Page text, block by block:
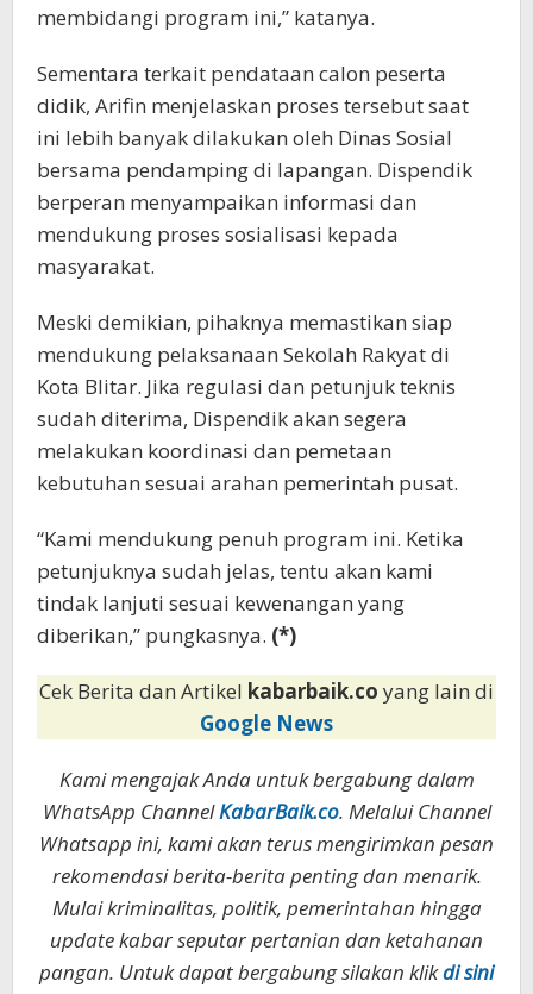
membidangi program ini,” katanya.
Sementara terkait pendataan calon peserta
didik, Arifin menjelaskan proses tersebut saat
ini lebih banyak dilakukan oleh Dinas Sosial
bersama pendamping di lapangan. Dispendik
berperan menyampaikan informasi dan
mendukung proses sosialisasi kepada
masyarakat.
Meski demikian, pihaknya memastikan siap
mendukung pelaksanaan Sekolah Rakyat di
Kota Blitar. Jika regulasi dan petunjuk teknis
sudah diterima, Dispendik akan segera
melakukan koordinasi dan pemetaan
kebutuhan sesuai arahan pemerintah pusat.
“Kami mendukung penuh program ini. Ketika
petunjuknya sudah jelas, tentu akan kami
tindak lanjuti sesuai kewenangan yang
diberikan,” pungkasnya. (*)
Cek Berita dan Artikel kabarbaik.co yang lain di
Google News
Kami mengajak Anda untuk bergabung dalam
WhatsApp ChannelKabarBaik.co. Melalui Channel
Whatsapp ini, kami akan terus mengirimkan pesan
rekomendasi berita-berita penting dan menarik.
Mulai kriminalitas, politik, pemerintahan hingga
update kabar seputar pertanian dan ketahanan
pangan. Untuk dapat bergabung silakan klikdi sini